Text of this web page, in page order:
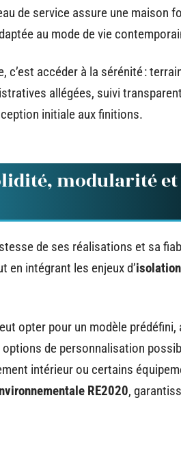
de service assure une maison
au mode de vie
accéder à la sérénité :
allégées, suivi
initiale aux finitions.
modularité
de ses réalisations et sa
en intégrant les enjeux d’
opter pour un modèle
de personnalisation
intérieur ou certains
RE2020,